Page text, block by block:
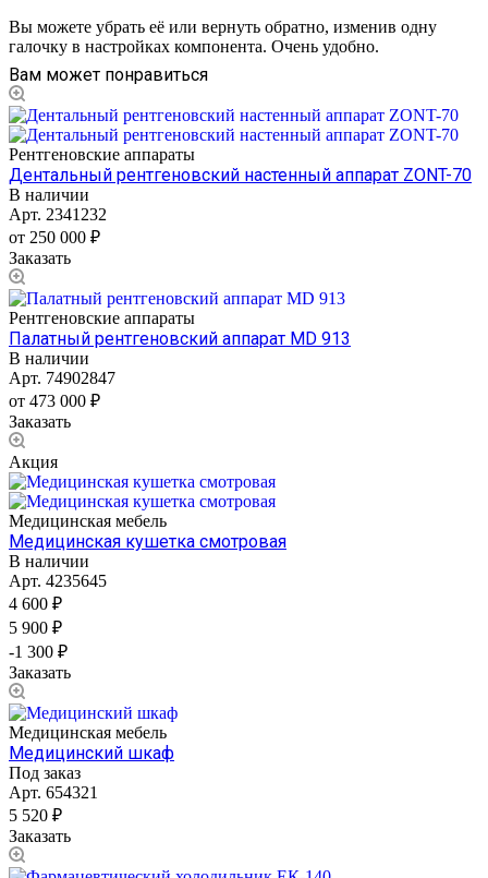
Вы можете убрать её или вернуть обратно, изменив одну
галочку в настройках компонента. Очень удобно.
Вам может понравиться
Рентгеновские аппараты
Дентальный рентгеновский настенный аппарат ZONT-70
В наличии
Арт. 2341232
от 250 000 ₽
Заказать
Рентгеновские аппараты
Палатный рентгеновский аппарат MD 913
В наличии
Арт. 74902847
от 473 000 ₽
Заказать
Акция
Медицинская мебель
Медицинская кушетка смотровая
В наличии
Арт. 4235645
4 600 ₽
5 900 ₽
-1 300 ₽
Заказать
Медицинская мебель
Медицинский шкаф
Под заказ
Арт. 654321
5 520 ₽
Заказать